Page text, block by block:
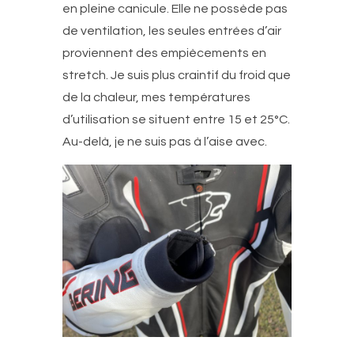
en pleine canicule. Elle ne possède pas
de ventilation, les seules entrées d’air
proviennent des empiècements en
stretch. Je suis plus craintif du froid que
de la chaleur, mes températures
d’utilisation se situent entre 15 et 25°C.
Au-delà, je ne suis pas à l’aise avec.